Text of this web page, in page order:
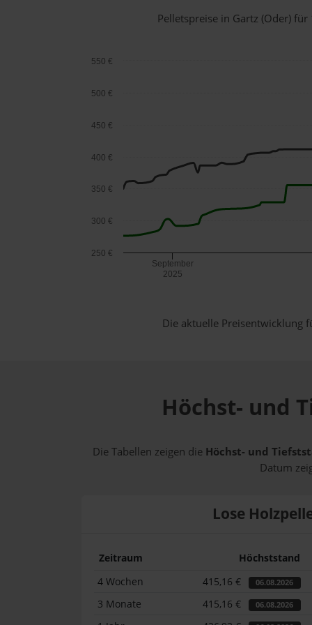
Pelletspreise in Gartz (Oder)
September
2025
250 €
300 €
350 €
400 €
450 €
500 €
550 €
Die aktuelle Preisentwicklung
Höchst- und
Die Tabellen zeigen die Höchst- und
Datum
Lose
Zeitraum Höchststand
4 Wochen
415,16 € 06.08.2026
3 Monate 415,16 € 06.08.2026